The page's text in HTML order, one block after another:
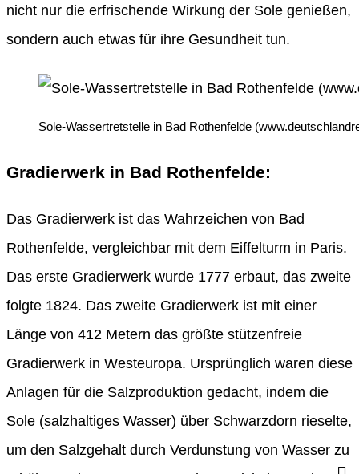
nicht nur die erfrischende Wirkung der Sole genießen,
sondern auch etwas für ihre Gesundheit tun.
Sole-Wassertretstelle in Bad Rothenfelde
Gradierwerk in Bad Rothenfelde:
Das Gradierwerk ist das Wahrzeichen von Bad
Rothenfelde, vergleichbar mit dem Eiffelturm in Paris.
Das erste Gradierwerk wurde 1777 erbaut, das zweite
folgte 1824. Das zweite Gradierwerk ist mit einer
Länge von 412 Metern das größte stützenfreie
Gradierwerk in Westeuropa. Ursprünglich waren diese
Anlagen für die Salzproduktion gedacht, indem die
Sole (salzhaltiges Wasser) über Schwarzdorn rieselte,
um den Salzgehalt durch Verdunstung von Wasser zu